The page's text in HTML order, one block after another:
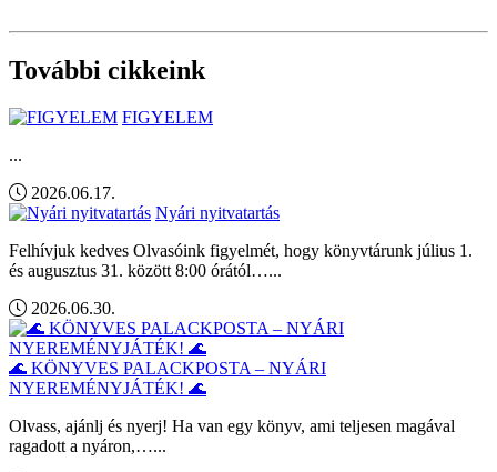
További cikkeink
FIGYELEM
...
2026.06.17.
Nyári nyitvatartás
Felhívjuk kedves Olvasóink figyelmét, hogy könyvtárunk július 1.
és augusztus 31. között 8:00 órától…...
2026.06.30.
🌊 KÖNYVES PALACKPOSTA – NYÁRI
NYEREMÉNYJÁTÉK! 🌊
Olvass, ajánlj és nyerj! Ha van egy könyv, ami teljesen magával
ragadott a nyáron,…...